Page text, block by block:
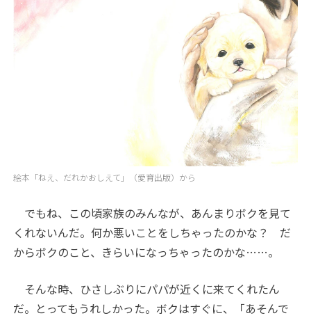
絵本「ねえ、だれかおしえて」（愛育出版）から
でもね、この頃家族のみんなが、あんまりボクを見て
くれないんだ。何か悪いことをしちゃったのかな？ だ
からボクのこと、きらいになっちゃったのかな……。
そんな時、ひさしぶりにパパが近くに来てくれたん
だ。とってもうれしかった。ボクはすぐに、「あそんで